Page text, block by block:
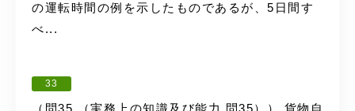
の運転時間の例を示したものであるが、5日間す
べ...
33
（問35 （実務上の知識及び能力 問35）） 貨物自